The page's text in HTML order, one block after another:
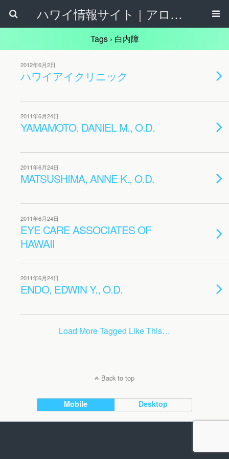
ハワイ情報サイト｜アロハタウンネット
Tags › 白内障
2012年6月2日
ハワイアイクリニック
2011年6月24日
YAMAMOTO, DANIEL M., O.D.
2011年6月24日
MATSUSHIMA, ANNE K., O.D.
2011年6月24日
EYE CARE ASSOCIATES OF
HAWAII
2011年6月24日
ENDO, EDWIN Y., O.D.
Load More Tagged Like This…
Back to top
Mobile Desktop